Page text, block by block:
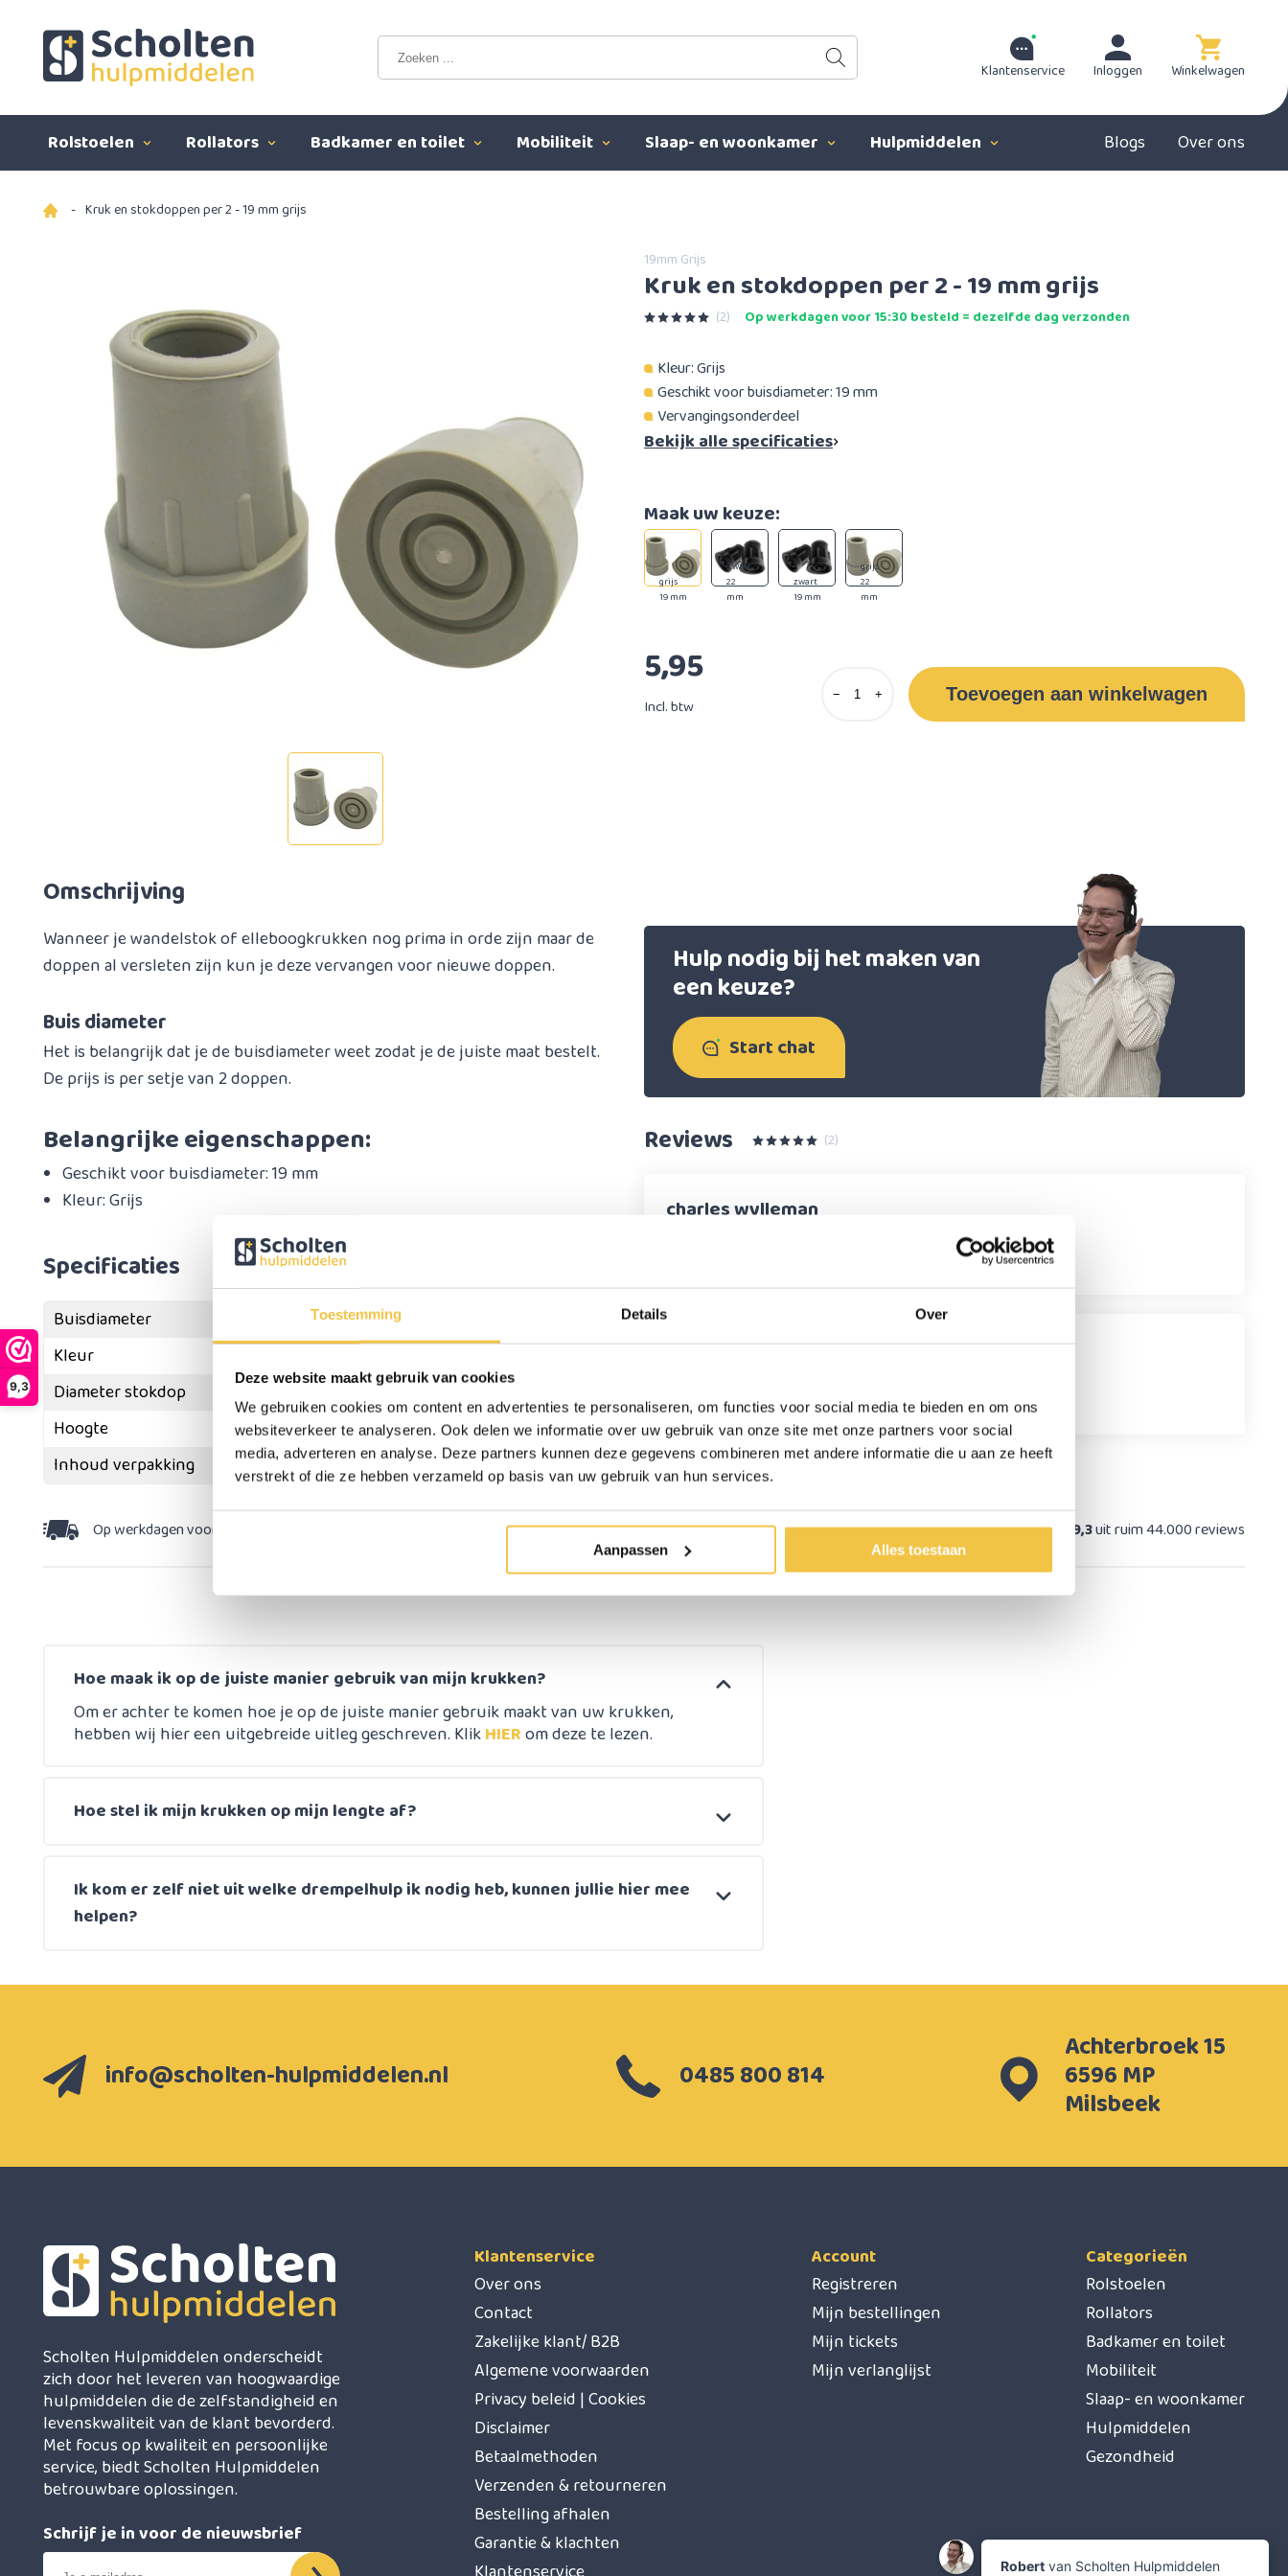
Toestemming Details Over
Deze website maakt gebruik van cookies
We gebruiken cookies om content en advertenties te personaliseren, om functies voor social media te bieden en om ons
websiteverkeer te analyseren. Ook delen we informatie over uw gebruik van onze site met onze partners voor social
media, adverteren en analyse. Deze partners kunnen deze gegevens combineren met andere informatie die u aan ze heeft
verstrekt of die ze hebben verzameld op basis van uw gebruik van hun services.
Aanpassen Alles toestaan
9,3
Klantenservice Inloggen Winkelwagen
Rolstoelen Rollators Badkamer en toilet Mobiliteit Slaap- en woonkamer Hulpmiddelen Blogs Over ons
- Kruk en stokdoppen per 2 - 19 mm grijs
19mm Grijs
Kruk en stokdoppen per 2 - 19 mm grijs
(2) Op werkdagen voor 15:30 besteld = dezelfde dag verzonden
Kleur: Grijs
Geschikt voor buisdiameter: 19 mm
Vervangingsonderdeel
Bekijk alle specificaties
Zwart
22
mm
zwart
19 mm
Maak uw keuze:
grijs
19 mm
grijs
22
mm
5,95
Incl. btw
− + Toevoegen aan winkelwagen
Omschrijving
Wanneer je wandelstok of elleboogkrukken nog prima in orde zijn maar de
doppen al versleten zijn kun je deze vervangen voor nieuwe doppen.
Buis diameter
Het is belangrijk dat je de buisdiameter weet zodat je de juiste maat bestelt.
De prijs is per setje van 2 doppen.
Belangrijke eigenschappen:
Geschikt voor buisdiameter: 19 mm
Kleur: Grijs
Specificaties
Buisdiameter
Kleur
Diameter stokdop
Hoogte
5 cm
Inhoud verpakking
Set van 2 stuks
Hulp nodig bij het maken van
een keuze?
Start chat
Reviews (2)
charles wylleman
Henk Leenders
Doordat het materiaal zacht is, is er geen slipgevaar
Op werkdagen voor 15:30 besteld, Persoonlijkadviesop maat 9,3uit ruim 44.000 reviews
Hoe maak ik op de juiste manier gebruik van mijn krukken?
Om er achter te komen hoe je op de juiste manier gebruik maakt van uw krukken,
hebben wij hier een uitgebreide uitleg geschreven. KlikHIERom deze te lezen.
Hoe stel ik mijn krukken op mijn lengte af?
Ik kom er zelf niet uit welke drempelhulp ik nodig heb, kunnen jullie hier mee
helpen?
info@scholten-hulpmiddelen.nl 0485 800 814
Achterbroek 15
6596 MP
Milsbeek
Scholten Hulpmiddelen onderscheidt
zich door het leveren van hoogwaardige
hulpmiddelen die de zelfstandigheid en
levenskwaliteit van de klant bevorderd.
Met focus op kwaliteit en persoonlijke
service, biedt Scholten Hulpmiddelen
betrouwbare oplossingen.
Schrijf je in voor de nieuwsbrief
Klantenservice
Over ons
Contact
Zakelijke klant/ B2B
Algemene voorwaarden
Privacy beleid | Cookies
Disclaimer
Betaalmethoden
Verzenden & retourneren
Bestelling afhalen
Garantie & klachten
Account
Registreren
Mijn bestellingen
Mijn tickets
Mijn verlanglijst
Categorieën
Rolstoelen
Rollators
Badkamer en toilet
Mobiliteit
Slaap- en woonkamer
Hulpmiddelen
Gezondheid